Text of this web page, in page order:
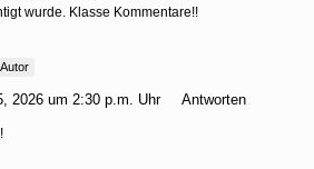
wurde. Klasse Kommentare!!
Autor
2026 um 2:30 p.m. Uhr Antworten